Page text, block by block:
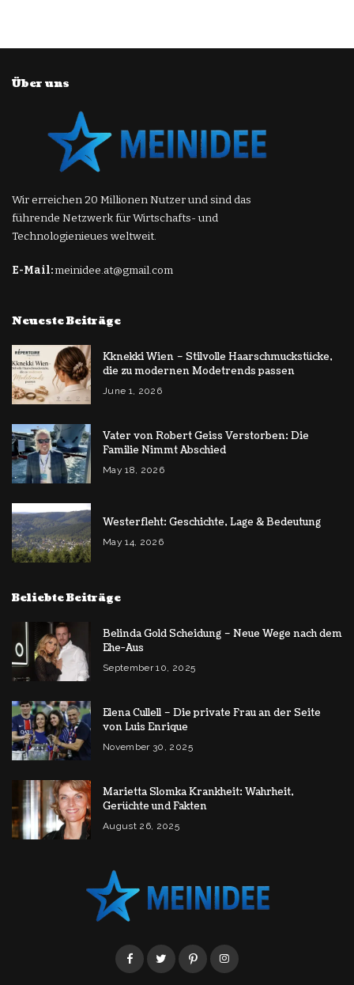
Über uns
Wir erreichen 20 Millionen Nutzer und sind das
führende Netzwerk für Wirtschafts- und
Technologienieues weltweit.
E-Mail:meinidee.at@gmail.com
Neueste Beiträge
Kknekki Wien – Stilvolle Haarschmuckstücke,
die zu modernen Modetrends passen
June 1, 2026
Vater von Robert Geiss Verstorben: Die
Familie Nimmt Abschied
May 18, 2026
Westerfleht: Geschichte, Lage & Bedeutung
May 14, 2026
Beliebte Beiträge
Belinda Gold Scheidung – Neue Wege nach dem
Ehe-Aus
September 10, 2025
Elena Cullell – Die private Frau an der Seite
von Luis Enrique
November 30, 2025
Marietta Slomka Krankheit: Wahrheit,
Gerüchte und Fakten
August 26, 2025